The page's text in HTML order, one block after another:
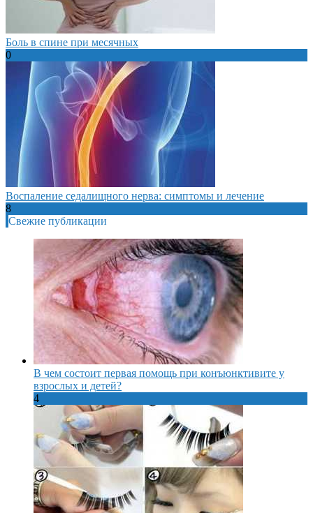
Боль в спине при месячных
0
Воспаление седалищного нерва: симптомы и лечение
8
Свежие публикации
В чем состоит первая помощь при конъюнктивите у
взрослых и детей?
4